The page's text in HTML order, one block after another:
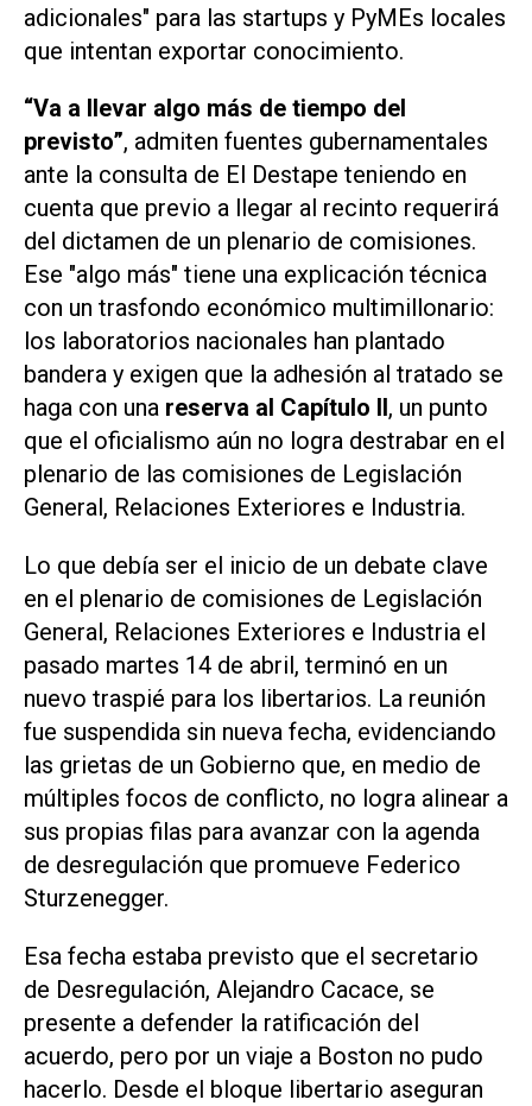
adicionales" para las startups y PyMEs locales
que intentan exportar conocimiento.
“Va a llevar algo más de tiempo del
previsto”, admiten fuentes gubernamentales
ante la consulta de El Destape teniendo en
cuenta que previo a llegar al recinto requerirá
del dictamen de un plenario de comisiones.
Ese "algo más" tiene una explicación técnica
con un trasfondo económico multimillonario:
los laboratorios nacionales han plantado
bandera y exigen que la adhesión al tratado se
haga con una reserva al Capítulo II, un punto
que el oficialismo aún no logra destrabar en el
plenario de las comisiones de Legislación
General, Relaciones Exteriores e Industria.
Lo que debía ser el inicio de un debate clave
en el plenario de comisiones de Legislación
General, Relaciones Exteriores e Industria el
pasado martes 14 de abril, terminó en un
nuevo traspié para los libertarios. La reunión
fue suspendida sin nueva fecha, evidenciando
las grietas de un Gobierno que, en medio de
múltiples focos de conflicto, no logra alinear a
sus propias filas para avanzar con la agenda
de desregulación que promueve Federico
Sturzenegger.
Esa fecha estaba previsto que el secretario
de Desregulación, Alejandro Cacace, se
presente a defender la ratificación del
acuerdo, pero por un viaje a Boston no pudo
hacerlo. Desde el bloque libertario aseguran